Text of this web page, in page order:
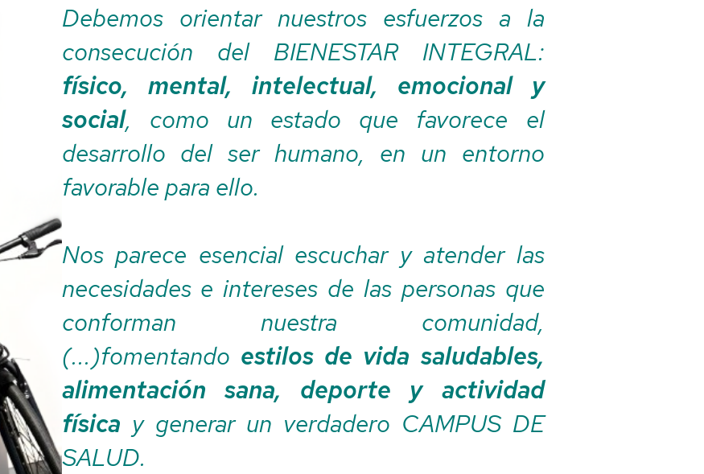
Debemos orientar nuestros esfuerzos a la
consecución del BIENESTAR INTEGRAL:
físico, mental, intelectual, emocional y
social, como un estado que favorece el
desarrollo del ser humano, en un entorno
favorable para ello.
Nos parece esencial escuchar y atender las
necesidades e intereses de las personas que
conforman nuestra comunidad,
(...)fomentando estilos de vida saludables,
alimentación sana, deporte y actividad
física y generar un verdadero CAMPUS DE
SALUD.